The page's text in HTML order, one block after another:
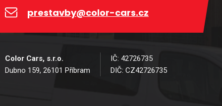
prestavby@color-cars.cz
Color Cars, s.r.o.
Dubno 159, 26101 Příbram
IČ: 42726735
DIČ: CZ42726735